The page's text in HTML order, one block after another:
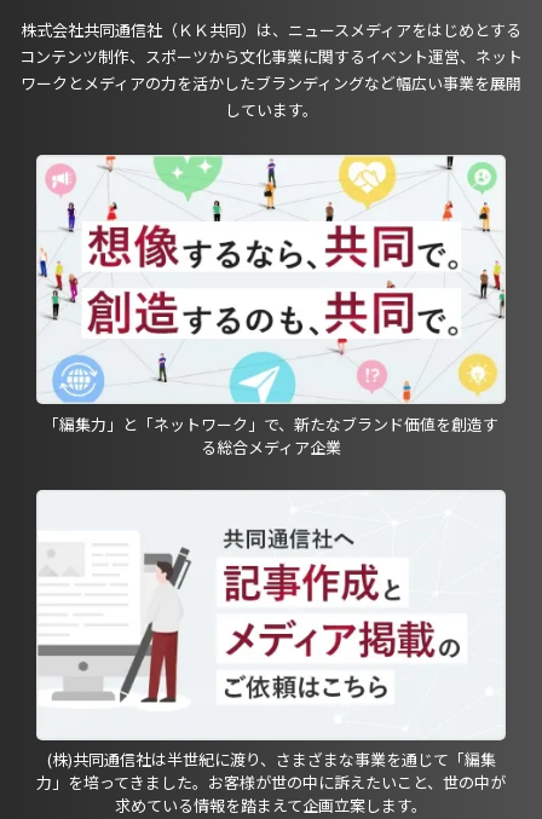
株式会社共同通信社（ＫＫ共同）は、ニュースメディアをはじめとする
コンテンツ制作、スポーツから文化事業に関するイベント運営、ネット
ワークとメディアの力を活かしたブランディングなど幅広い事業を展開
しています。
「編集力」と「ネットワーク」で、新たなブランド価値を創造す
る総合メディア企業
(株)共同通信社は半世紀に渡り、さまざまな事業を通じて「編集
力」を培ってきました。お客様が世の中に訴えたいこと、世の中が
求めている情報を踏まえて企画立案します。